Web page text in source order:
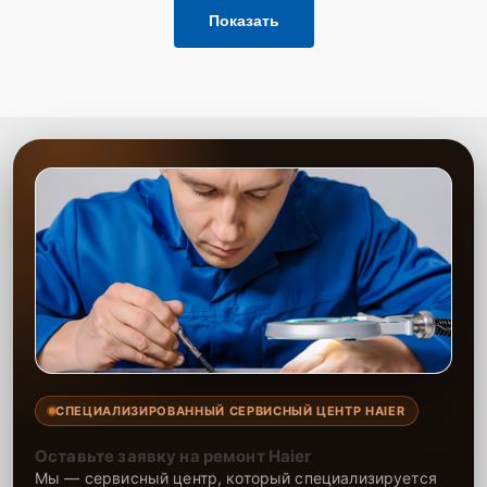
для быстрого уточнения деталей.
Привезти устройство в ближайший центр или
Дождаться оповещения о готовности и забрать
курьерской доставкой.
При необходимости клиент может воспользоваться услугой
вызова мастера для проведения диагностики и ремонта в
желаемом месте и удобное время.
Какие предоставляются
гарантии
распространяется на все виды ремонта, а также на все
используемые запчасти. Гарантия включает в себя срочную
При гарантийном случае наш сервис установит новые запчасти и
Показать
СПЕЦИАЛИЗИРОВАННЫЙ СЕРВИСНЫЙ ЦЕНТР HAIER
Оставьте заявку на ремонт Haier
Мы — сервисный центр, который специализируется